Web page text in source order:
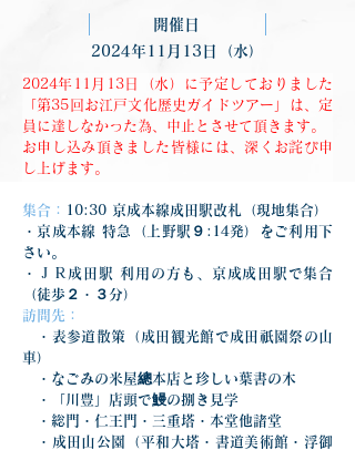
開催日
2024年11月13日（水）
2024年11月13日（水）に予定しておりました
「第35回お江戸文化歴史ガイドツアー」は、定
員に達しなかった為、中止とさせて頂きます。
お申し込み頂きました皆様には、深くお詫び申
し上げます。
集合：
10:30 京成本線成田駅改札（現地集合）
・京成本線 特急（上野駅９:14発）をご利用下
さい。
・ＪＲ成田駅 利用の方も、京成成田駅で集合
（徒歩２・３分）
訪問先：
・表参道散策（成田観光館で成田祇園祭の山
車）
・なごみの米屋總本店と珍しい葉書の木
・「川豊」店頭で鰻の捌き見学
・総門・仁王門・三重塔・本堂他諸堂
・成田山公園（平和大塔・書道美術館・浮御